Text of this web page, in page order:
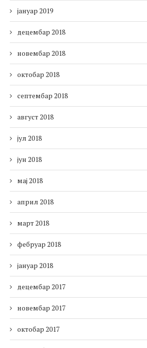
јануар 2019
децембар 2018
новембар 2018
октобар 2018
септембар 2018
август 2018
јул 2018
јун 2018
мај 2018
април 2018
март 2018
фебруар 2018
јануар 2018
децембар 2017
новембар 2017
октобар 2017